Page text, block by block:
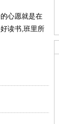
心愿就是在
读书,班里所